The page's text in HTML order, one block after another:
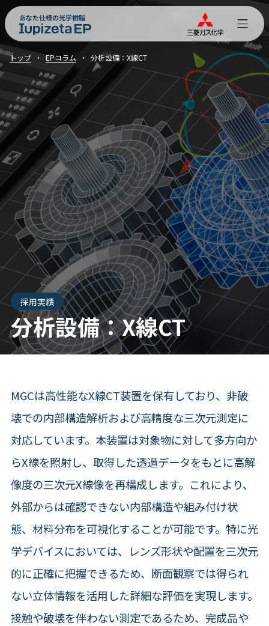
あなた仕様の光学樹脂
トップ EPコラム 分析設備：X線CT
採用実績
分析設備：X線CT
MGCは高性能なX線CT装置を保有しており、非破
壊での内部構造解析および高精度な三次元測定に
対応しています。本装置は対象物に対して多方向か
らX線を照射し、取得した透過データをもとに高解
像度の三次元X線像を再構成します。これにより、
外部からは確認できない内部構造や組み付け状
態、材料分布を可視化することが可能です。特に光
学デバイスにおいては、レンズ形状や配置を三次元
的に正確に把握できるため、断面観察では得られ
ない立体情報を活用した詳細な評価を実現します。
接触や破壊を伴わない測定であるため、完成品や